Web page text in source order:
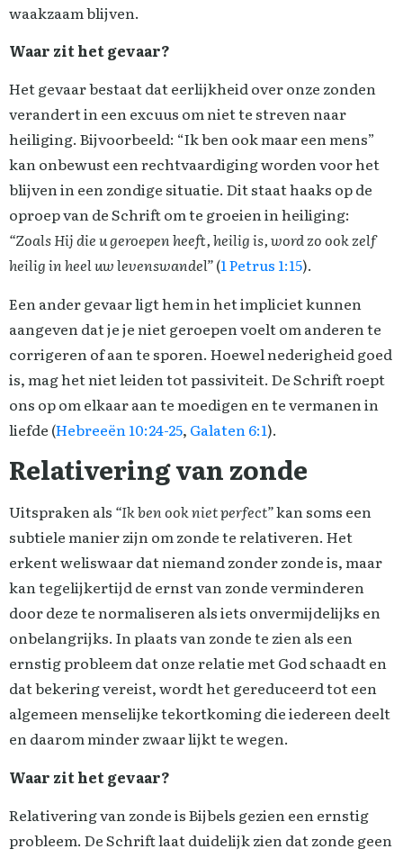
waakzaam blijven.
Waar zit het gevaar?
Het gevaar bestaat dat eerlijkheid over onze zonden
verandert in een excuus om niet te streven naar
heiliging. Bijvoorbeeld: “Ik ben ook maar een mens”
kan onbewust een rechtvaardiging worden voor het
blijven in een zondige situatie. Dit staat haaks op de
oproep van de Schrift om te groeien in heiliging:
“Zoals Hij die u geroepen heeft, heilig is, word zo ook zelf
heilig in heel uw levenswandel”(1 Petrus 1:15).
Een ander gevaar ligt hem in het impliciet kunnen
aangeven dat je je niet geroepen voelt om anderen te
corrigeren of aan te sporen. Hoewel nederigheid goed
is, mag het niet leiden tot passiviteit. De Schrift roept
ons op om elkaar aan te moedigen en te vermanen in
liefde (Hebreeën 10:24-25, Galaten 6:1).
Relativering van zonde
Uitspraken als “Ik ben ook niet perfect”kan soms een
subtiele manier zijn om zonde te relativeren. Het
erkent weliswaar dat niemand zonder zonde is, maar
kan tegelijkertijd de ernst van zonde verminderen
door deze te normaliseren als iets onvermijdelijks en
onbelangrijks. In plaats van zonde te zien als een
ernstig probleem dat onze relatie met God schaadt en
dat bekering vereist, wordt het gereduceerd tot een
algemeen menselijke tekortkoming die iedereen deelt
en daarom minder zwaar lijkt te wegen.
Waar zit het gevaar?
Relativering van zonde is Bijbels gezien een ernstig
probleem. De Schrift laat duidelijk zien dat zonde geen